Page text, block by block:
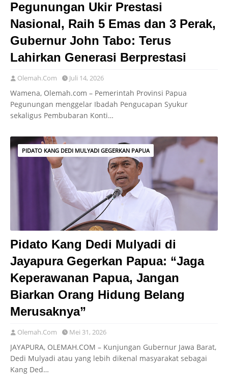
Pegunungan Ukir Prestasi
Nasional, Raih 5 Emas dan 3 Perak,
Gubernur John Tabo: Terus
Lahirkan Generasi Berprestasi
Olemah.Com Juli 14, 2026
Wamena, Olemah.com – Pemerintah Provinsi Papua
Pegunungan menggelar Ibadah Pengucapan Syukur
sekaligus Pembubaran Konti…
PIDATO KANG DEDI MULYADI GEGERKAN PAPUA
Pidato Kang Dedi Mulyadi di
Jayapura Gegerkan Papua: “Jaga
Keperawanan Papua, Jangan
Biarkan Orang Hidung Belang
Merusaknya”
Olemah.Com Mei 31, 2026
JAYAPURA, OLEMAH.COM – Kunjungan Gubernur Jawa Barat,
Dedi Mulyadi atau yang lebih dikenal masyarakat sebagai
Kang Ded…